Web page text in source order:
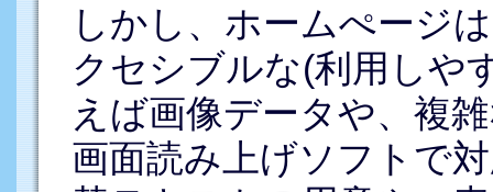
しかし、ホームぺージ
クセシブルな(利用しや
えば画像データや、複
画面読み上げソフトで